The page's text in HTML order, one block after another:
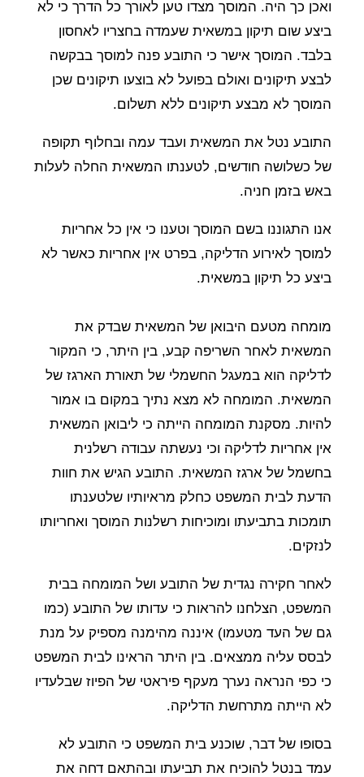
ואכן כך היה. המוסך מצדו טען לאורך כל הדרך כי לא
ביצע שום תיקון במשאית שעמדה בחצריו לאחסון
בלבד. המוסך אישר כי התובע פנה למוסך בבקשה
לבצע תיקונים ואולם בפועל לא בוצעו תיקונים שכן
המוסך לא מבצע תיקונים ללא תשלום.
התובע נטל את המשאית ועבד עמה ובחלוף תקופה
של כשלושה חודשים, לטענתו המשאית החלה לעלות
באש בזמן חניה.
אנו התגוננו בשם המוסך וטענו כי אין כל אחריות
למוסך לאירוע הדליקה, בפרט אין אחריות כאשר לא
ביצע כל תיקון במשאית.
מומחה מטעם היבואן של המשאית שבדק את
המשאית לאחר השריפה קבע, בין היתר, כי המקור
לדליקה הוא במעגל החשמלי של תאורת הארגז של
המשאית. המומחה לא מצא נתיך במקום בו אמור
להיות. מסקנת המומחה הייתה כי ליבואן המשאית
אין אחריות לדליקה וכי נעשתה עבודה רשלנית
בחשמל של ארגז המשאית. התובע הגיש את חוות
הדעת לבית המשפט כחלק מראיותיו שלטענתו
תומכות בתביעתו ומוכיחות רשלנות המוסך ואחריותו
לנזקים.
לאחר חקירה נגדית של התובע ושל המומחה בבית
המשפט, הצלחנו להראות כי עדותו של התובע (כמו
גם של העד מטעמו) איננה מהימנה מספיק על מנת
לבסס עליה ממצאים. בין היתר הראינו לבית המשפט
כי כפי הנראה נערך מעקף פיראטי של הפיוז שבלעדיו
לא הייתה מתרחשת הדליקה.
בסופו של דבר, שוכנע בית המשפט כי התובע לא
עמד בנטל להוכיח את תביעתו ובהתאם דחה את